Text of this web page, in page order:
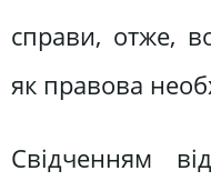
справи, отже,
як правова
Свідченням